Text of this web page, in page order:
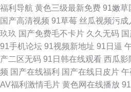
福利导航 黄色三级最新免费 91嫩草
国产高清视频 91草莓 丝瓜视频污成
玖玖 国产免费毛不卡片 久久无码
91手机论坛 91视频新地址 91日逼
产二区无码 91日韩在线观看 西瓜影
频 国产在线福利 国产在线日皮片 午
AV福利激情毛片 黄色网在线播放